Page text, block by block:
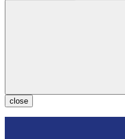
close